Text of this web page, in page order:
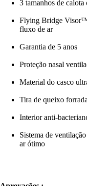
3 tamanhos de calota
Flying Bridge Visor™
fluxo de ar
Garantia de 5 anos
Proteção nasal
Material do casco
Tira de queixo
Interior anti-
Sistema de
ar ótimo